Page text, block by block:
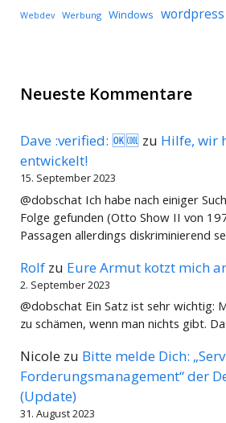
Webdev Werbung Windows wordpress
Neueste Kommentare
Dave :verified: 🆗🆒 zu Hilfe, wir
entwickelt!
15. September 2023
@dobschat Ich habe nach einiger
Folge gefunden (Otto Show II von
Passagen allerdings diskriminierend
Rolf zu Eure Armut kotzt mich
2. September 2023
@dobschat Ein Satz ist sehr wichtig:
zu schämen, wenn man nichts gibt.
Nicole zu Bitte melde Dich:
Forderungsmanagement“ der
(Update)
31. August 2023